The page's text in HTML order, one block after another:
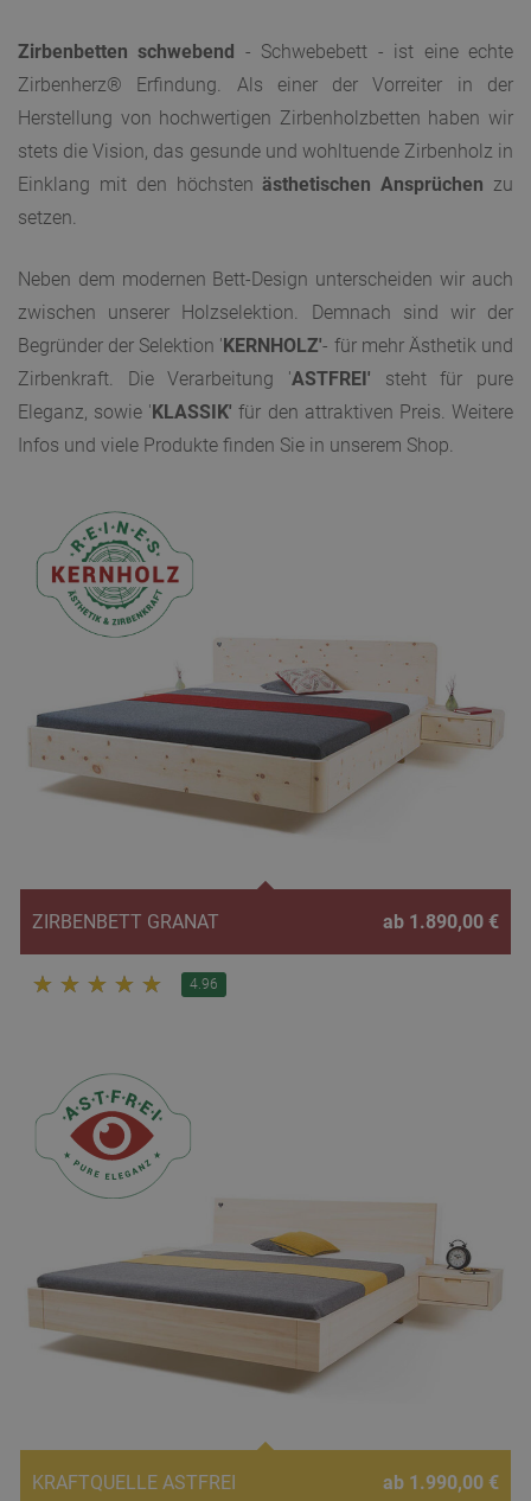
Zirbenbetten schwebend - Schwebebett - ist eine echte
Zirbenherz® Erfindung. Als einer der Vorreiter in der
Herstellung von hochwertigen Zirbenholzbetten haben wir
stets die Vision, das gesunde und wohltuende Zirbenholz in
Einklang mit den höchstenästhetischen Ansprüchen zu
setzen.
Neben dem modernen Bett-Design unterscheiden wir auch
zwischen unserer Holzselektion. Demnach sind wir der
Begründer der Selektion 'KERNHOLZ'- für mehr Ästhetik und
Zirbenkraft. Die Verarbeitung 'ASTFREI' steht für pure
Eleganz, sowie 'KLASSIK' für den attraktiven Preis. Weitere
Infos und viele Produkte finden Sie in unserem Shop.
ZIRBENBETT GRANAT ab 1.890,00 €
☆ ☆ ☆ ☆ ☆ 4.96
KRAFTQUELLE ASTFREI ab 1.990,00 €